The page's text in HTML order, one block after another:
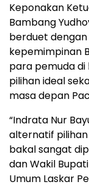
Keponakan
Bambang
berduet
kepemimpinan
para pemuda di
pilihan ideal
masa depan
“Indrata Nur
alternatif
bakal sangat
dan Wakil
Umum Laskar